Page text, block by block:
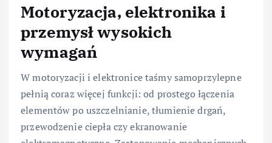
Motoryzacja, elektronika i
przemysł wysokich
wymagań
W motoryzacji i elektronice taśmy samoprzylepne
pełnią coraz więcej funkcji: od prostego łączenia
elementów po uszczelnianie, tłumienie drgań,
przewodzenie ciepła czy ekranowanie